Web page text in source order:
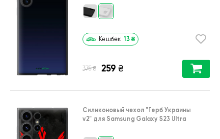
Кешбек 13 ₴
375 ₴ 259 ₴
Силиконовый чехол "Герб Украины
v2" для Samsung Galaxy S23 Ultra